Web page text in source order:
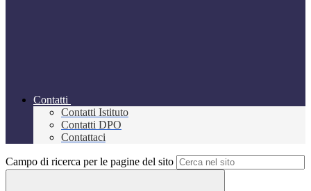
Contatti
Contatti Istituto
Contatti DPO
Contattaci
Campo di ricerca per le pagine del sito